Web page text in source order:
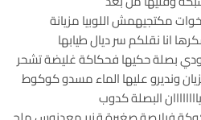
مكتجيهمش اللوبيا مزيانة
انا نقلكم سر ديال طيابها
بصلة حكيها فحكاكة غليضة تشحر
ونديرو عليها الماء مسدو كوكوط
البصلة كدوب